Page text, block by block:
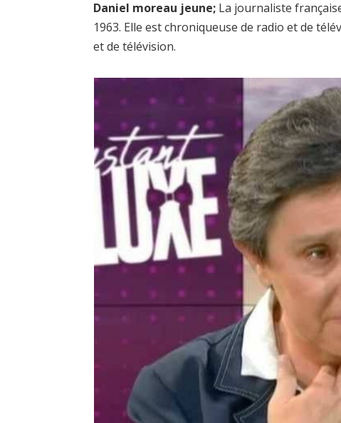
Daniel moreau jeune; La journaliste
1963. Elle est chroniqueuse de radio et de
et de télévision.